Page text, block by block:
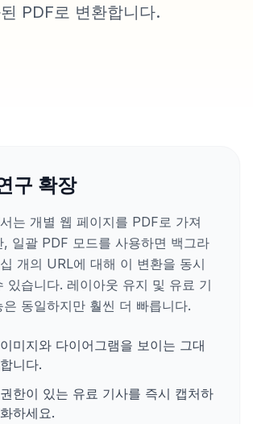
PDF로 변환합니다.
구 확장
는 개별 웹 페이지를 PDF로 가져
, 일괄 PDF 모드를 사용하면 백그라
개의 URL에 대해 이 변환을 동시
있습니다. 레이아웃 유지 및 유료 기
동일하지만 훨씬 더 빠릅니다.
미지와 다이어그램을 보이는 그대
니다.
한이 있는 유료 기사를 즉시 캡처하
하세요.